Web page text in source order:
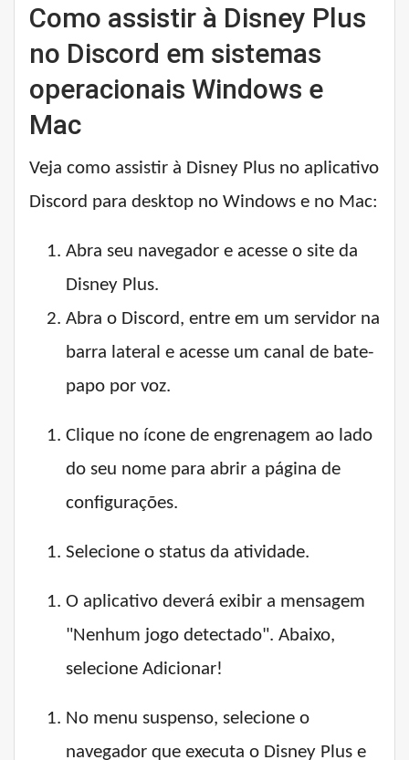
Como assistir à Disney Plus
no Discord em sistemas
operacionais Windows e
Mac
Veja como assistir à Disney Plus no aplicativo
Discord para desktop no Windows e no Mac:
Abra seu navegador e acesse o site da
Disney Plus.
Abra o Discord, entre em um servidor na
barra lateral e acesse um canal de bate-
papo por voz.
Clique no ícone de engrenagem ao lado
do seu nome para abrir a página de
configurações.
Selecione o status da atividade.
O aplicativo deverá exibir a mensagem
"Nenhum jogo detectado". Abaixo,
selecione Adicionar!
No menu suspenso, selecione o
navegador que executa o Disney Plus e